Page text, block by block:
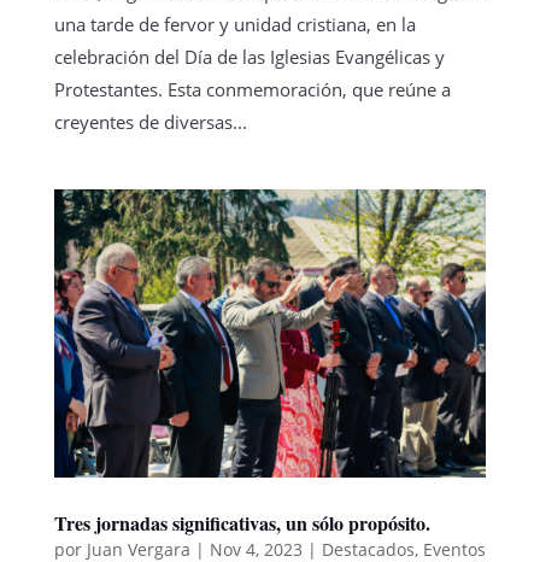
una tarde de fervor y unidad cristiana, en la
celebración del Día de las Iglesias Evangélicas y
Protestantes. Esta conmemoración, que reúne a
creyentes de diversas...
Tres jornadas significativas, un sólo propósito.
por Juan Vergara | Nov 4, 2023 | Destacados, Eventos